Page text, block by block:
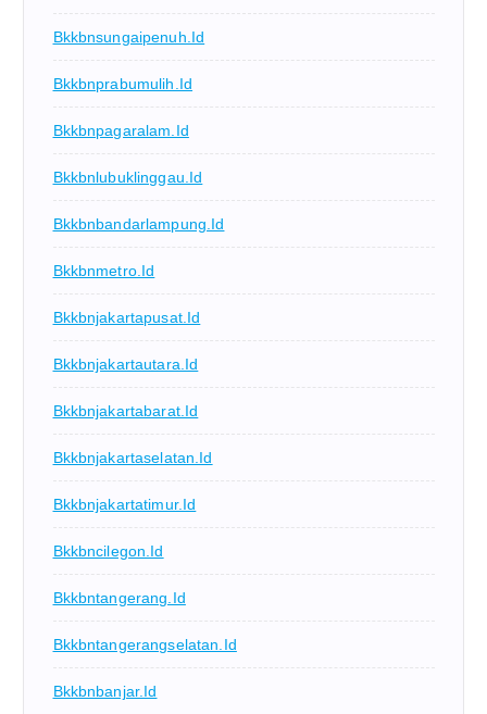
Bkkbnsungaipenuh.id
Bkkbnprabumulih.id
Bkkbnpagaralam.id
Bkkbnlubuklinggau.id
Bkkbnbandarlampung.id
Bkkbnmetro.id
Bkkbnjakartapusat.id
Bkkbnjakartautara.id
Bkkbnjakartabarat.id
Bkkbnjakartaselatan.id
Bkkbnjakartatimur.id
Bkkbncilegon.id
Bkkbntangerang.id
Bkkbntangerangselatan.id
Bkkbnbanjar.id